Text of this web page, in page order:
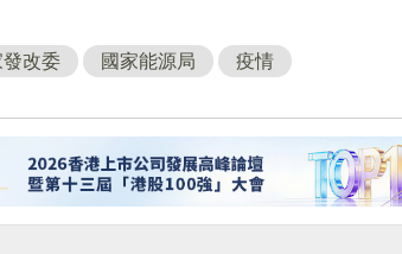
發改委 國家能源局 疫情